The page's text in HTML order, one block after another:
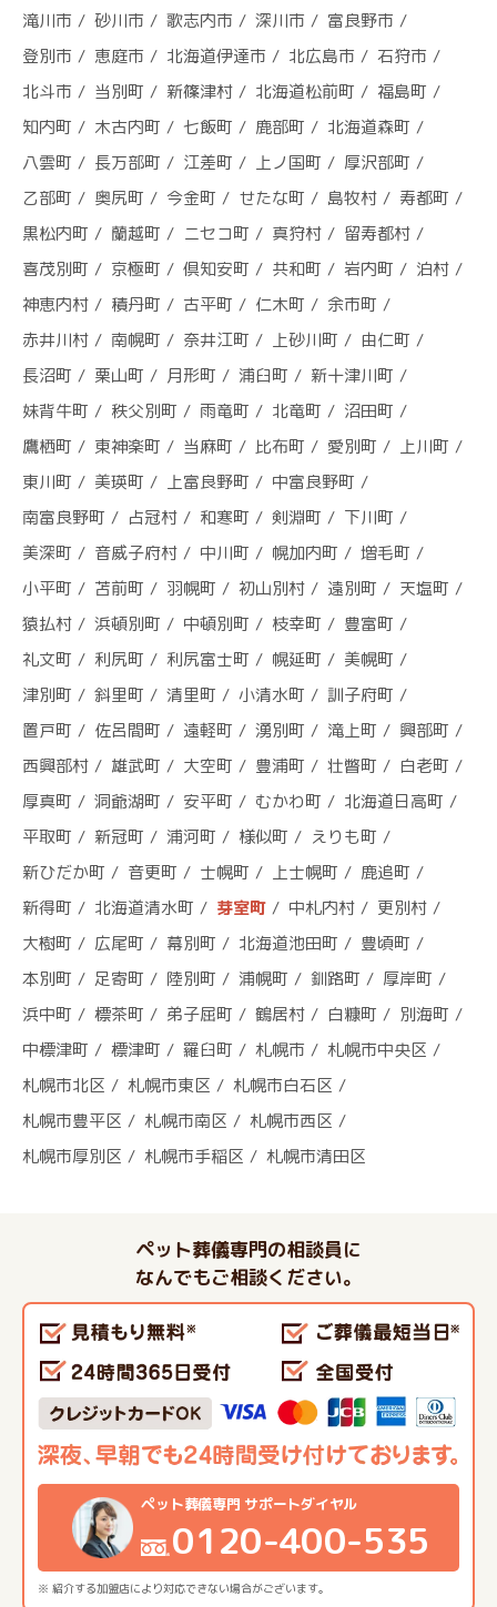
滝川市
砂川市 歌志内市 深川市
富良野市
登別市
恵庭市 北海道伊達市 北広島市
石狩市
北斗市
当別町 新篠津村 北海道松前町
福島町
知内町
木古内町 七飯町 鹿部町
北海道森町
八雲町
長万部町 江差町 上ノ国町
厚沢部町
乙部町
奥尻町 今金町 せたな町 島牧村
寿都町
黒松内町
蘭越町 ニセコ町 真狩村
留寿都村
喜茂別町
京極町 倶知安町 共和町 岩内町
泊村
神恵内村
積丹町 古平町 仁木町
余市町
赤井川村
南幌町 奈井江町 上砂川町
由仁町
長沼町
栗山町 月形町 浦臼町
新十津川町
妹背牛町
秩父別町 雨竜町 北竜町
沼田町
鷹栖町
東神楽町 当麻町 比布町 愛別町
上川町
東川町
美瑛町 上富良野町
中富良野町
南富良野町
占冠村 和寒町 剣淵町
下川町
美深町
音威子府村 中川町 幌加内町
増毛町
小平町
苫前町 羽幌町 初山別村 遠別町
天塩町
猿払村
浜頓別町 中頓別町 枝幸町
豊富町
礼文町
利尻町 利尻富士町 幌延町
美幌町
津別町
斜里町 清里町 小清水町
訓子府町
置戸町
佐呂間町 遠軽町 湧別町 滝上町
興部町
西興部村
雄武町 大空町 豊浦町 壮瞥町
白老町
厚真町
洞爺湖町 安平町 むかわ町
北海道日高町
平取町
新冠町 浦河町 様似町
えりも町
新ひだか町
音更町 士幌町 上士幌町
鹿追町
新得町
北海道清水町 芽室町 中札内村
更別村
大樹町
広尾町 幕別町 北海道池田町
豊頃町
本別町
足寄町 陸別町 浦幌町 釧路町
厚岸町
浜中町
標茶町 弟子屈町 鶴居村 白糠町
別海町
中標津町
標津町 羅臼町 札幌市
札幌市中央区
札幌市北区
札幌市東区
札幌市白石区
札幌市豊平区
札幌市南区
札幌市西区
札幌市厚別区
札幌市手稲区 札幌市清田区
ペット葬儀専門の相談員に
なんでもご相談ください。
※ 紹介する加盟店により対応できない場合がございます。
ペット葬儀専門 サポートダイヤル
0120-400-535